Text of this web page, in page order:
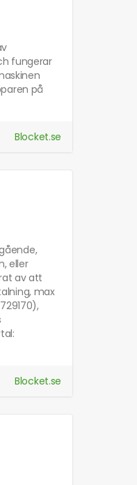
fungerar
på
Blocket.se
eller
av att
max
Blocket.se